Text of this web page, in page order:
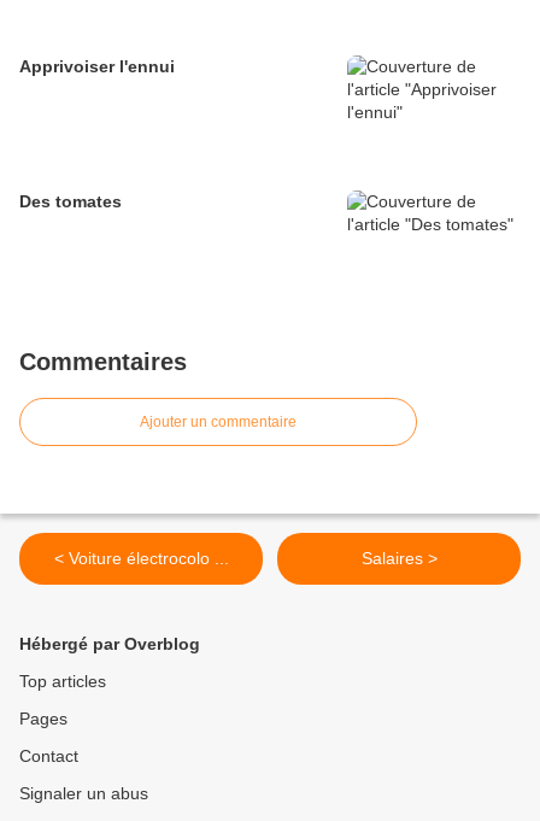
Apprivoiser l'ennui
Des tomates
Commentaires
Ajouter un commentaire
< Voiture électrocolo ... Salaires >
Hébergé par Overblog
Top articles
Pages
Contact
Signaler un abus